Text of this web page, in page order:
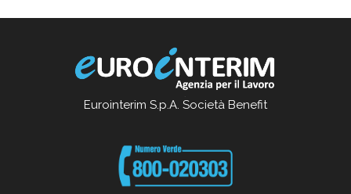
Eurointerim S.p.A. Società Benefit